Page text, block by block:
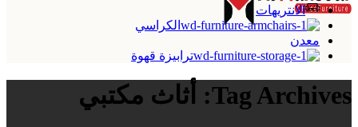
الانتريهات
الكراسي
معدن
ترابيزة قهوة
Tag Archives: أثاث مكتبي